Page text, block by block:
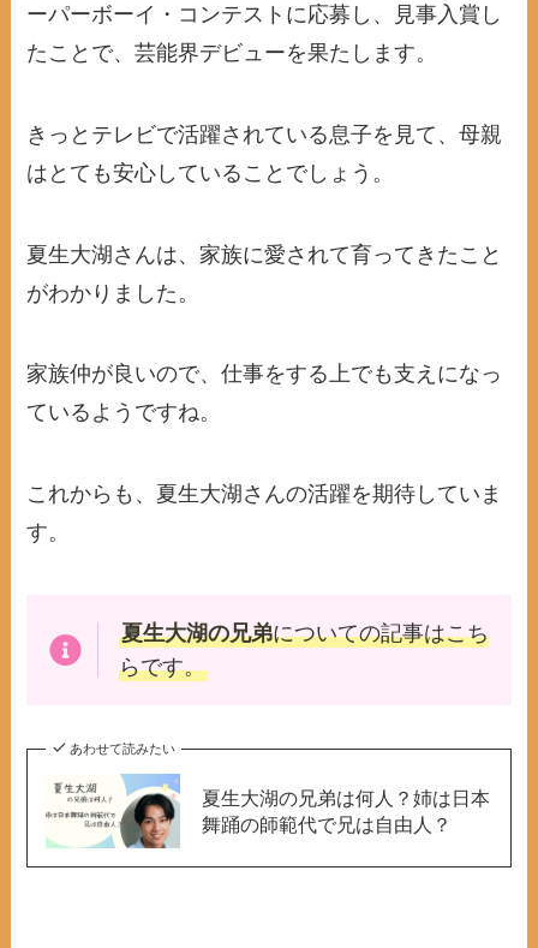
ーパーボーイ・コンテストに応募し、見事入賞し
たことで、芸能界デビューを果たします。
きっとテレビで活躍されている息子を見て、母親
はとても安心していることでしょう。
夏生大湖さんは、家族に愛されて育ってきたこと
がわかりました。
家族仲が良いので、仕事をする上でも支えになっ
ているようですね。
これからも、夏生大湖さんの活躍を期待していま
す。
夏生大湖の兄弟についての記事はこち
らです。
あわせて読みたい
夏生大湖の兄弟は何人？姉は日本
舞踊の師範代で兄は自由人？